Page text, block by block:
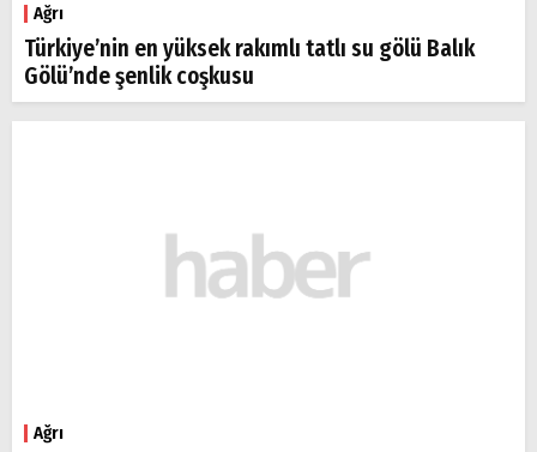
Ağrı
Türkiye’nin en yüksek rakımlı tatlı su gölü Balık
Gölü’nde şenlik coşkusu
Ağrı